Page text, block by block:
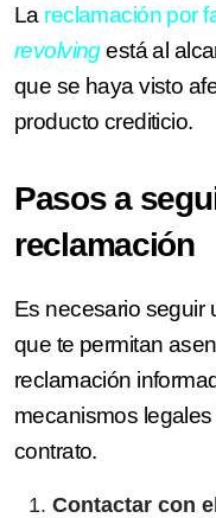
La reclamación por
revolvingestá al
que se haya visto
producto crediticio.
Pasos a
reclamación
Es necesario seguir
que te permitan
reclamación
mecanismos
contrato.
Contactar con